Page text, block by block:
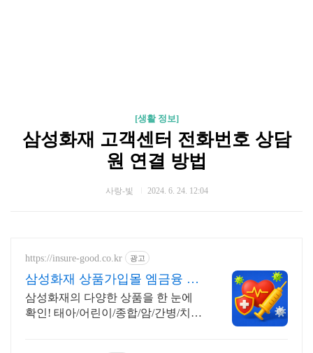
[생활 정보]
삼성화재 고객센터 전화번호 상담
원 연결 방법
사랑-빛 2024. 6. 24. 12:04
https://insure-good.co.kr 광고
삼성화재 상품가입몰 엠금융 빠
른 견적 및 신규가입 안내
삼성화재의 다양한 상품을 한 눈에
확인! 태아/어린이/종합/암/간병/치아